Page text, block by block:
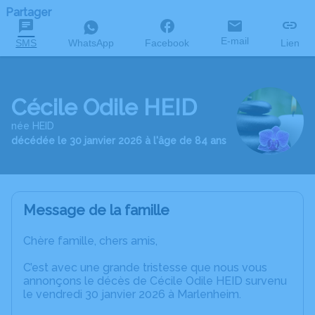
Partager
SMS WhatsApp Facebook E-mail Lien
Cécile Odile HEID
née HEID
décédée le 30 janvier 2026 à l'âge de 84 ans
Message de la famille
Chère famille, chers amis,
C’est avec une grande tristesse que nous vous
annonçons le décès de Cécile Odile HEID survenu
le vendredi 30 janvier 2026 à Marlenheim.